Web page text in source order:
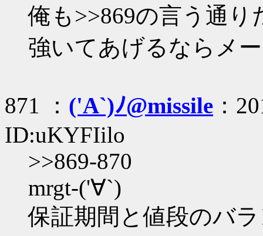
俺も>>869の言う通り
強いてあげるならメ
871 ： ('A`)ﾉ@missile ：
ID:uKYFIilo
>>869-870
mrgt-('∀`)
保証期間と値段のバ